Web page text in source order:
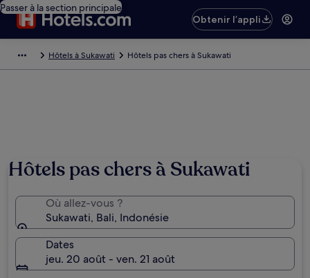
Passer à la section principale
Obtenir l’appli
Hôtels à Sukawati Hôtels pas chers à Sukawati
Hôtels pas chers à Sukawati
Où allez-vous ?
Sukawati, Bali, Indonésie
Dates
jeu. 20 août - ven. 21 août